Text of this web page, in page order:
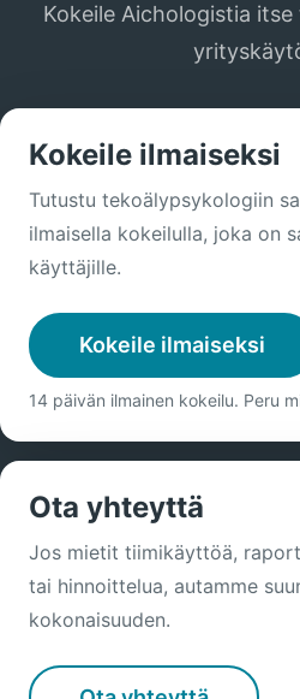
Kokeile Aichologistia
Kokeile ilmaiseksi
Tutustu tekoälypsykologiin
ilmaisella kokeilulla, joka on
käyttäjille.
Kokeile ilmaiseksi
14 päivän ilmainen kokeilu. Peru
Ota yhteyttä
Jos mietit tiimikäyttöä,
tai hinnoittelua, autamme
kokonaisuuden.